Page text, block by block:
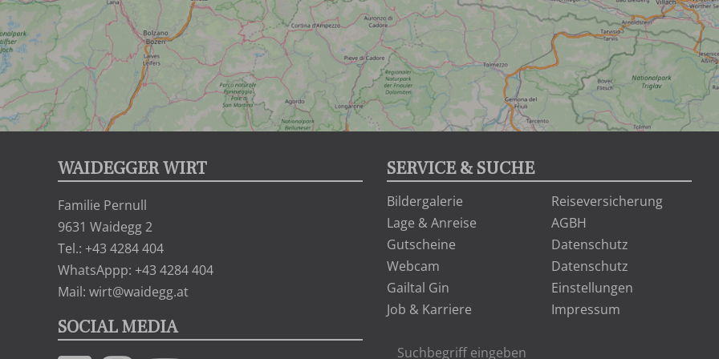
WAIDEGGER WIRT
Familie Pernull
9631 Waidegg 2
Tel.: +43 4284 404
WhatsAppp: +43 4284 404
Mail: wirt@waidegg.at
SOCIAL MEDIA
SERVICE & SUCHE
Bildergalerie
Lage & Anreise
Gutscheine
Webcam
Gailtal Gin
Job & Karriere
Reiseversicherung
AGBH
Datenschutz
Datenschutz
Einstellungen
Impressum
Suchbegriff